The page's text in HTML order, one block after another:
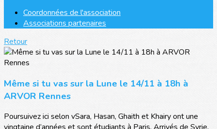
Coordonnées de l'association
Associations partenaires
Retour
Même si tu vas sur la Lune le 14/11 à 18h à
ARVOR Rennes
Poursuivez ici selon vSara, Hasan, Ghaith et Khairy ont une